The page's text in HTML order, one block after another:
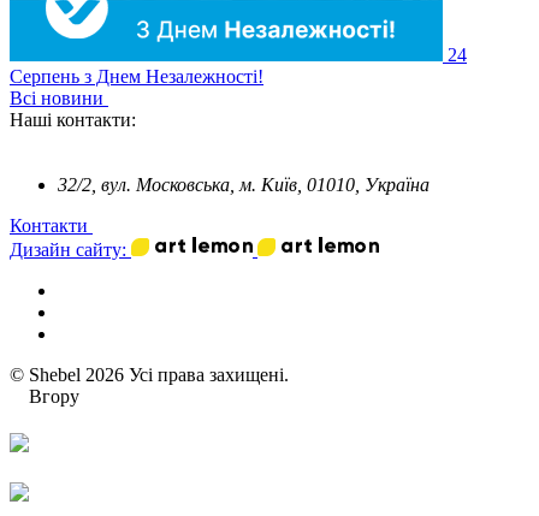
24
Серпень з Днем Незалежності!
Всі новини
Наші контакти:
32/2, вул. Московська, м. Київ, 01010, Україна
Контакти
Дизайн сайту:
© Shebel 2026 Усі права захищені.
Вгору